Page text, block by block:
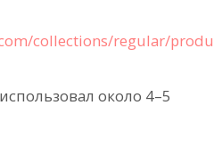
collections/regular/
около 4–5